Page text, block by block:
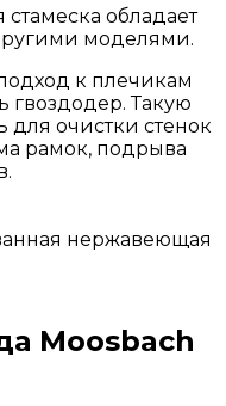
обладает
моделями.
к плечикам
гвоздодер. Такую
для очистки стенок
рамок, подрыва
нержавеющая
Moosbach